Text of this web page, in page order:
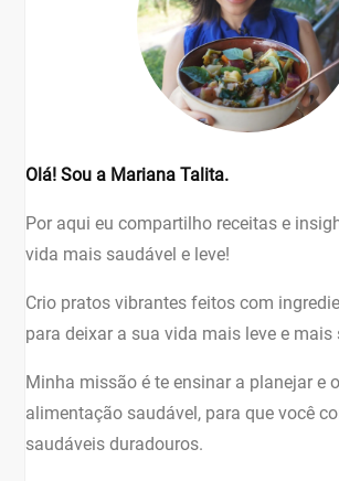
Olá! Sou a Mariana Talita.
Por aqui eu compartilho receitas e
vida mais saudável e leve!
Crio pratos vibrantes feitos com
para deixar a sua vida mais leve e mais
Minha missão é te ensinar a planejar e
alimentação saudável, para que você
saudáveis duradouros.